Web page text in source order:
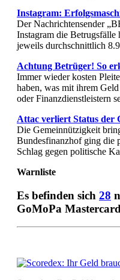
Instagram:
Der Nachrichtensender
Instagram die Betrugsfälle
jeweils durchschnittlich
Achtung Betrüger! So
Immer wieder kosten
haben, was mit ihrem
oder Finanzdienstleistern
Attac verliert Status der
Die Gemeinnützigkeit
Bundesfinanzhof ging die
Schlag gegen politische
Warnliste
Es befinden sich 28
GoMoPa Mastercard